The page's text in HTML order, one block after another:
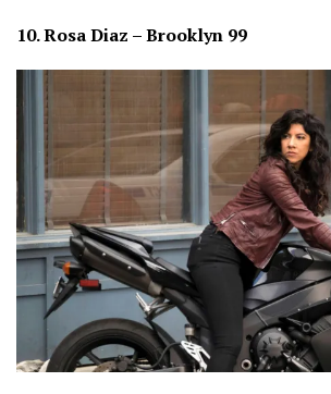
10. Rosa Diaz – Brooklyn 99